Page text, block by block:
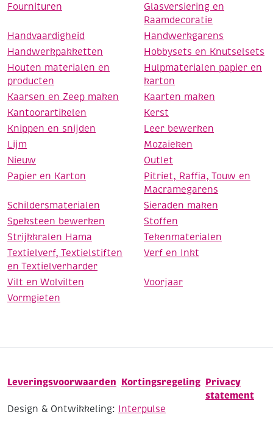
Fournituren
Glasversiering en
Raamdecoratie
Handvaardigheid
Handwerkgarens
Handwerkpakketten
Hobbysets en Knutselsets
Houten materialen en
producten
Hulpmaterialen papier en
karton
Kaarsen en Zeep maken
Kaarten maken
Kantoorartikelen
Kerst
Knippen en snijden
Leer bewerken
Lijm
Mozaieken
Nieuw
Outlet
Papier en Karton
Pitriet, Raffia, Touw en
Macramegarens
Schildersmaterialen
Sieraden maken
Speksteen bewerken
Stoffen
Strijkkralen Hama
Tekenmaterialen
Textielverf, Textielstiften
en Textielverharder
Verf en Inkt
Vilt en Wolvilten
Voorjaar
Vormgieten
Leveringsvoorwaarden Kortingsregeling Privacy
statement
Design & Ontwikkeling: Interpulse